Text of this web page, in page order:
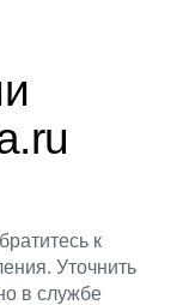
к
Уточнить
в службе